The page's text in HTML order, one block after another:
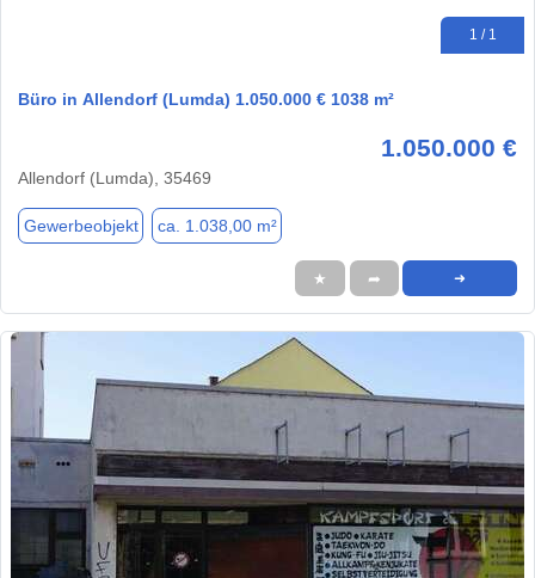
1 / 1
Büro in Allendorf (Lumda) 1.050.000 € 1038 m²
1.050.000 €
Allendorf (Lumda), 35469
Gewerbeobjekt ca. 1.038,00 m²
★ ➦ ➜